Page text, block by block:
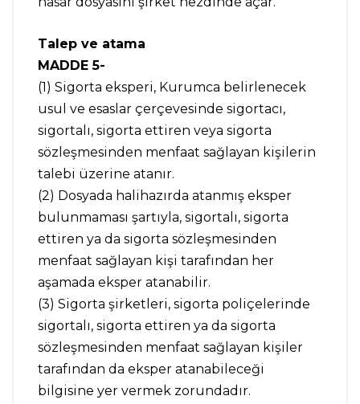
Talep ve atama
MADDE 5-
(1) Sigorta eksperi, Kurumca belirlenecek
usul ve esaslar çerçevesinde sigortacı,
sigortalı, sigorta ettiren veya sigorta
sözleşmesinden menfaat sağlayan kişilerin
talebi üzerine atanır.
(2) Dosyada halihazırda atanmış eksper
bulunmaması şartıyla, sigortalı, sigorta
ettiren ya da sigorta sözleşmesinden
menfaat sağlayan kişi tarafından her
aşamada eksper atanabilir.
(3) Sigorta şirketleri, sigorta poliçelerinde
sigortalı, sigorta ettiren ya da sigorta
sözleşmesinden menfaat sağlayan kişiler
tarafından da eksper atanabileceği
bilgisine yer vermek zorundadır.